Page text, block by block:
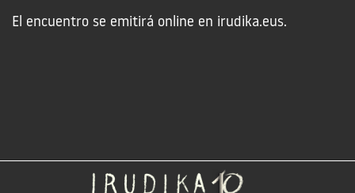
El encuentro se emitirá online en irudika.eus.